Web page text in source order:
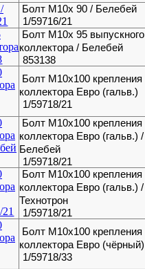
Болт М10х 90 / Белебей
1/59716/21
Болт М10х 95 выпускного
коллектора / Белебей
853138
Болт М10х100 крепления
коллектора Евро (гальв.)
1/59718/21
Болт М10х100 крепления
коллектора Евро (гальв.) /
Белебей
1/59718/21
Болт М10х100 крепления
коллектора Евро (гальв.) /
Технотрон
1/59718/21
Болт М10х100 крепления
коллектора Евро (чёрный)
1/59718/33